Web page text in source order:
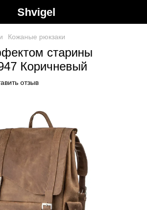
Shvigel
Кожаные рюкзаки
старины
Коричневый
отзыв